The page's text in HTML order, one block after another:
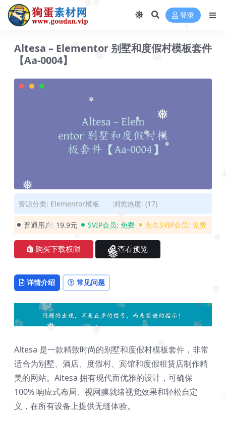
❅
❅
❅
❅
❅
❅
❅
❅
❅
❅
❅
❅
❅
❅
❅
❅ 登录
Altesa – Elementor 别墅和度假村模板套件
【Aa-0004】
资源分类: Elementor模板 浏览热度: (17)
普通用户: 19.9元 SVIP会员: 免费 永久SVIP会员: 免费
购买下载权限 查看预览
详情介绍 常见问题
Altesa 是一款精致时尚的别墅和度假村模板套件，非常
适合为别墅、酒店、度假村、宾馆和度假租赁店制作精
美的网站。Altesa 拥有现代而优雅的设计，可确保
100% 响应式布局、视网膜就绪视觉效果和轻松自定
义，在所有设备上提供无缝体验。